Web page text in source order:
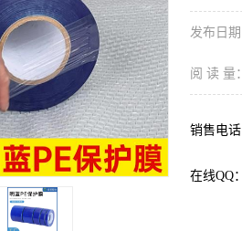
发布日期
阅 读 量：
销售电话
在线QQ：